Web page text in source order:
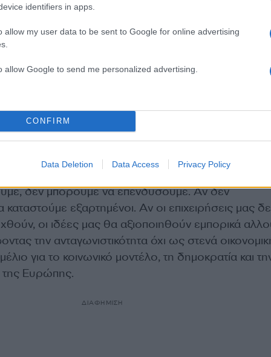
identifiers in apps.
allow my user data to be sent to Google for online advertising
allow Google to send me personalized advertising.
CONFIRM
Data Deletion Data Access Privacy Policy
του, ο Κυριάκος Μητσοτάκης έθεσε το
υιοθετώντας την προειδοποίηση
«κάλεσμα αφύπνισης» και όχι ως ακόμη ένα
Όπως σημείωσε, η Ευρώπη κινδυνεύει να
μέλλοντός της σε «θεατή αποφάσεων που
δεν μπορούμε να επενδύσουμε. Αν δεν
εξαρτημένοι. Αν οι επιχειρήσεις μας
οι ιδέες μας θα αξιοποιηθούν εμπορικά
την ανταγωνιστικότητα όχι ως στενά
για το κοινωνικό μοντέλο, τη δημοκρατία και
της Ευρώπης.
ΔΙΑΦΗΜΙΣΗ